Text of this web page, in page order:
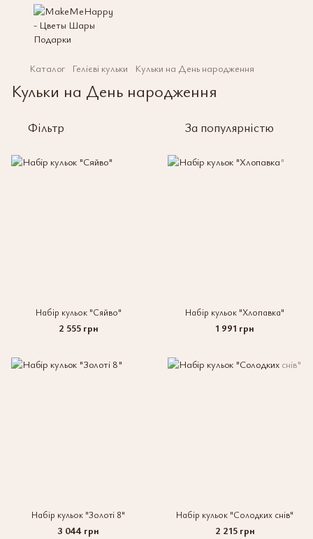
Каталог Гелієві кульки Кульки на День народження
Кульки на День народження
Фільтр За популярністю
Набір кульок "Сяйво"
2 555 грн
Набір кульок "Хлопавка"
1 991 грн
Набір кульок "Золоті 8"
3 044 грн
Набір кульок "Солодких снів"
2 215 грн